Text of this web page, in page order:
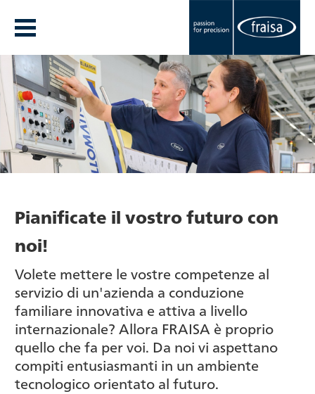
Pianificate il vostro futuro con
noi!
Volete mettere le vostre competenze al
servizio di un'azienda a conduzione
familiare innovativa e attiva a livello
internazionale? Allora FRAISA è proprio
quello che fa per voi. Da noi vi aspettano
compiti entusiasmanti in un ambiente
tecnologico orientato al futuro.